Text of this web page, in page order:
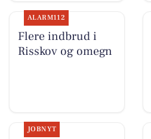
ALARM112
Flere indbrud i
Risskov og omegn
JOBNYT